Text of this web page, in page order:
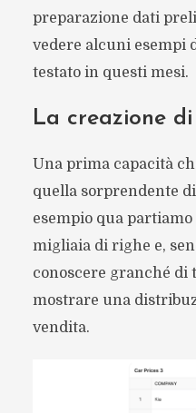
preparazione dati
vedere alcuni esempi
testato in questi mesi.
La creazione di
Una prima capacità
quella sorprendente
esempio qua partiamo
migliaia di righe e,
conoscere granché di
mostrare una
vendita.